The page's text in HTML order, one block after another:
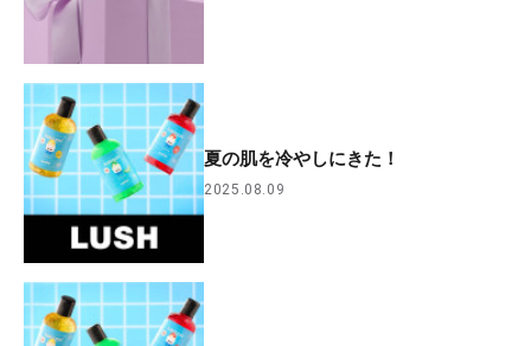
夏の肌を冷やしにきた！
2025.08.09